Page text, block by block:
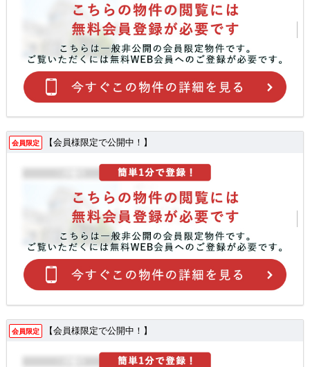
会員限定 【会員様限定で公開中！】
会員限定 【会員様限定で公開中！】